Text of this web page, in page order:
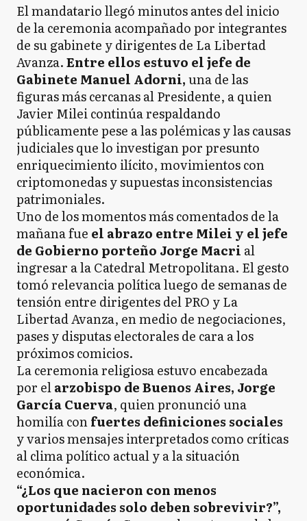
El mandatario llegó minutos antes del inicio
de la ceremonia acompañado por integrantes
de su gabinete y dirigentes de La Libertad
Avanza.Entre ellos estuvo el jefe de
Gabinete Manuel Adorni,una de las
figuras más cercanas al Presidente, a quien
Javier Milei continúa respaldando
públicamente pese a las polémicas y las causas
judiciales que lo investigan por presunto
enriquecimiento ilícito, movimientos con
criptomonedas y supuestas inconsistencias
patrimoniales.
Uno de los momentos más comentados de la
mañana fue el abrazo entre Milei y el jefe
de Gobierno porteño Jorge Macri al
ingresar a la Catedral Metropolitana. El gesto
tomó relevancia política luego de semanas de
tensión entre dirigentes del PRO y La
Libertad Avanza, en medio de negociaciones,
pases y disputas electorales de cara a los
próximos comicios.
La ceremonia religiosa estuvo encabezada
por elarzobispo de Buenos Aires, Jorge
García Cuerva, quien pronunció una
homilía confuertes definiciones sociales
y varios mensajes interpretados como críticas
al clima político actual y a la situación
económica.
“¿Los que nacieron con menos
oportunidades solo deben sobrevivir?”,